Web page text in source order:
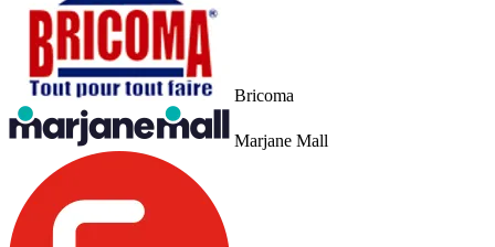
Bricoma
Marjane Mall